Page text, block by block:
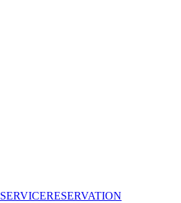
SERVICERESERVATION